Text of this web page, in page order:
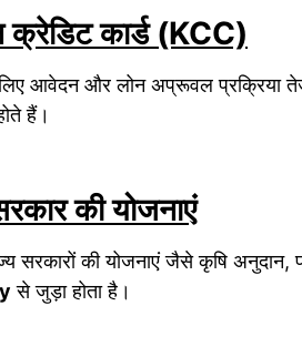
क्रेडिट कार्ड (KCC)
आवेदन और लोन अप्रूवल प्रक्रिया तेज
हैं।
की योजनाएं
सरकारों की योजनाएं जैसे कृषि
से जुड़ा होता है।